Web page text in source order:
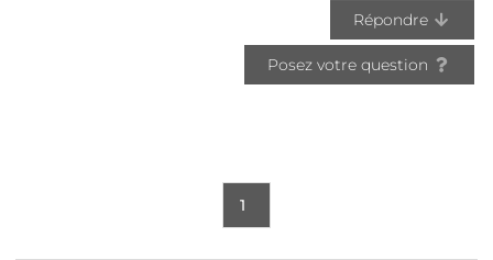
Répondre
Posez votre question
1